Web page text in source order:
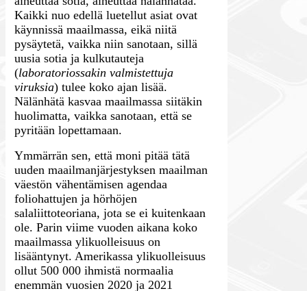
Kaikki nuo edellä luetellut asiat ovat
käynnissä maailmassa, eikä niitä
pysäytetä, vaikka niin sanotaan, sillä
uusia sotia ja kulkutauteja
(laboratoriossakin valmistettuja
viruksia) tulee koko ajan lisää.
Nälänhätä kasvaa maailmassa siitäkin
huolimatta, vaikka sanotaan, että se
pyritään lopettamaan.
Ymmärrän sen, että moni pitää tätä
uuden maailmanjärjestyksen maailman
väestön vähentämisen agendaa
foliohattujen ja hörhöjen
salaliittoteoriana, jota se ei kuitenkaan
ole. Parin viime vuoden aikana koko
maailmassa ylikuolleisuus on
lisääntynyt. Amerikassa ylikuolleisuus
ollut 500 000 ihmistä normaalia
enemmän vuosien 2020 ja 2021